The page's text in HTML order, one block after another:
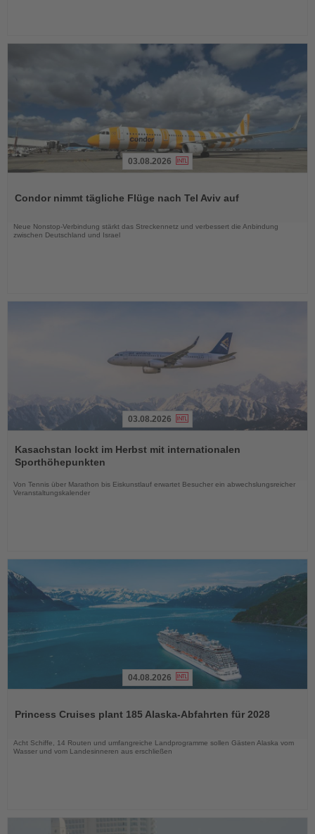
die
03.08.2026
Condor nimmt tägliche Flüge nach Tel Aviv auf
Neue Nonstop-Verbindung stärkt das Streckennetz und verbessert die Anbindung
zwischen Deutschland und Israel
Sie
die
Nachrichten
03.08.2026
Kasachstan lockt im Herbst mit internationalen
Sporthöhepunkten
Von Tennis über Marathon bis Eiskunstlauf erwartet Besucher ein abwechslungsreicher
Veranstaltungskalender
die
04.08.2026
Princess Cruises plant 185 Alaska-Abfahrten für 2028
Acht Schiffe, 14 Routen und umfangreiche Landprogramme sollen Gästen Alaska vom
Wasser und vom Landesinneren aus erschließen